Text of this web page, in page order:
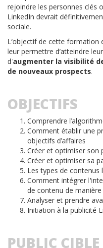
rejoindre les personnes clés
LinkedIn devrait
sociale.
L’objectif de cette formation
leur permettre d’atteindre
d'augmenter la visibilité
de nouveaux prospects.
OBJECTIFS
Comprendre
Comment établir une
objectifs d’affaires
Créer et optimiser son
Créer et optimiser sa
Les types de contenus
Comment intégrer
de contenu de
Analyser et prendre
Initiation à la publicité
PUBLIC CIBLE